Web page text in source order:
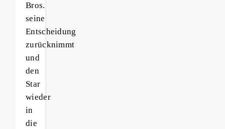
Bros.
seine
Entscheidung
zurücknimmt
und
den
Star
wieder
in
die